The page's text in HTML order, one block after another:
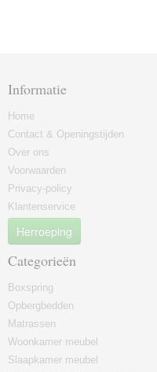
Informatie
Home
Contact & Openingstijden
Over ons
Voorwaarden
Privacy-policy
Klantenservice
Herroeping
Categorieën
Boxspring
Opbergbedden
Matrassen
Woonkamer meubel
Slaapkamer meubel